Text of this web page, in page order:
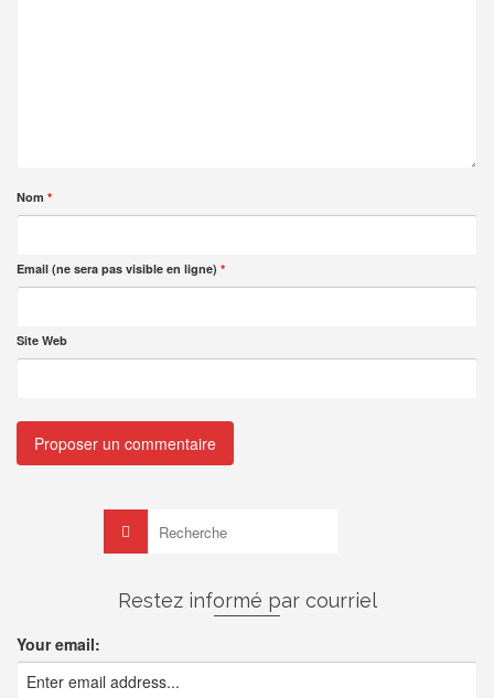
Nom *
Email (ne sera pas visible en ligne) *
Site Web
Rechercher :
Restez informé par courriel
Your email: